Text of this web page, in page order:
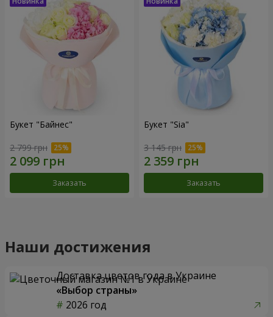
Букет "Байнес"
2 799 грн
Заказать
Букет "Sia"
3 145 грн
Заказать
Наши достижения
Доставка цветов года в Украине
«Выбор страны»
2026 год